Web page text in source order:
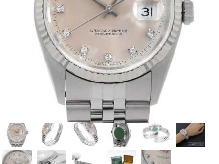
オーデマピゲ カルティエ